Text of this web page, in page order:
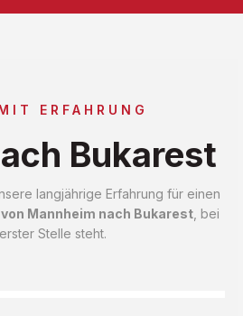
ERFAHRUNG
Bukarest
langjährige Erfahrung für einen
Mannheim nach Bukarest , bei
Stelle steht.